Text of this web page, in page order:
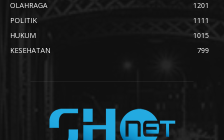
OLAHRAGA
1201
POLITIK
1111
HUKUM
1015
KESEHATAN
799